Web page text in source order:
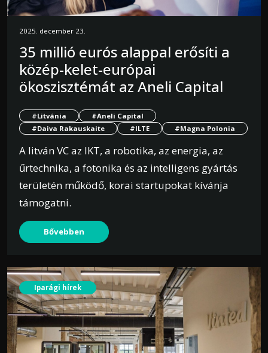
2025. december 23.
35 millió eurós alappal erősíti a
közép-kelet-európai
ökoszisztémát az Aneli Capital
#Litvánia
#Aneli Capital
#Daiva Rakauskaite
#ILTE #Magna Polonia
A litván VC az IKT, a robotika, az energia, az
űrtechnika, a fotonika és az intelligens gyártás
területén működő, korai startupokat kívánja
támogatni.
Bővebben
Iparági hírek